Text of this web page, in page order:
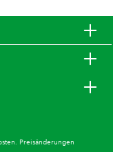
. Preisänderungen